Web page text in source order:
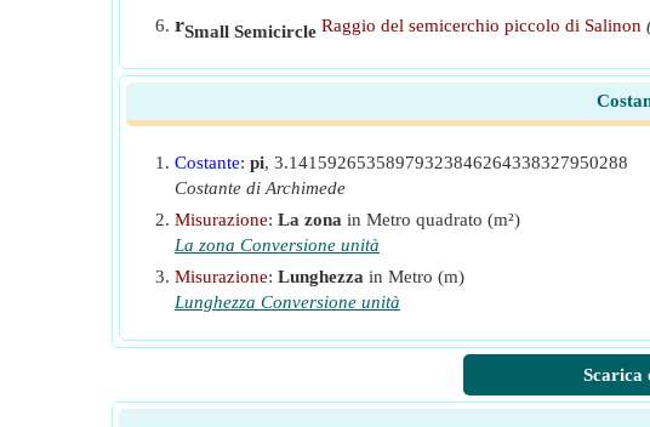
rSmall Semicircle Raggio del semicerchio piccolo di Salinon
Costante: pi, 3.14159265358979323846264338327950288
Costante di Archimede
Misurazione: La zona in Metro quadrato (m²)
La zona Conversione unità
Misurazione: Lunghezza in Metro (m)
Lunghezza Conversione unità
Scarica